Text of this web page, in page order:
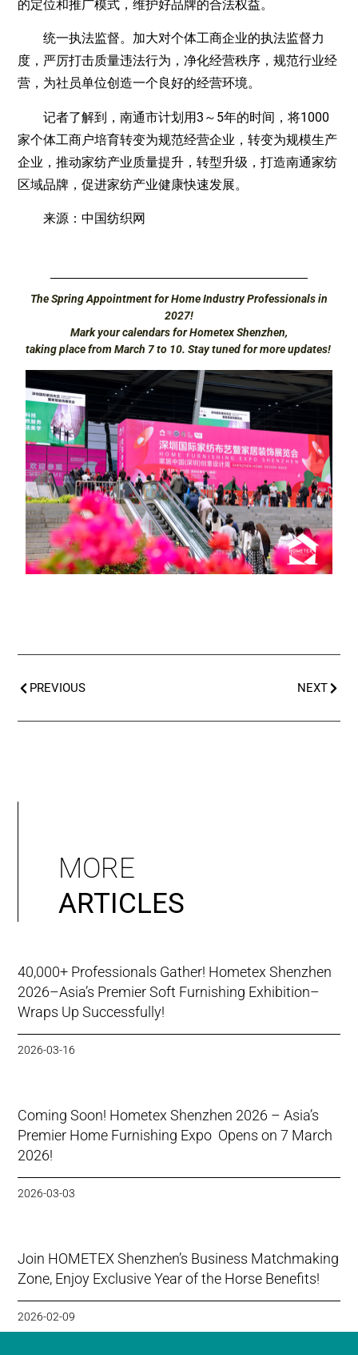
的定位和推广模式，维护好品牌的合法权益。
统一执法监督。加大对个体工商企业的执法监督力
度，严厉打击质量违法行为，净化经营秩序，规范行业经
营，为社员单位创造一个良好的经营环境。
记者了解到，南通市计划用3～5年的时间，将1000
家个体工商户培育转变为规范经营企业，转变为规模生产
企业，推动家纺产业质量提升，转型升级，打造南通家纺
区域品牌，促进家纺产业健康快速发展。
来源：中国纺织网
The Spring Appointment for Home Industry Professionals in
2027!
Mark your calendars for Hometex Shenzhen,
taking place from March 7 to 10. Stay tuned for more updates!
PREVIOUS NEXT
MORE
ARTICLES
40,000+ Professionals Gather! Hometex Shenzhen
2026–Asia’s Premier Soft Furnishing Exhibition–
Wraps Up Successfully!
2026-03-16
Coming Soon! Hometex Shenzhen 2026 – Asia’s
Premier Home Furnishing Expo Opens on 7 March
2026!
2026-03-03
Join HOMETEX Shenzhen’s Business Matchmaking
Zone, Enjoy Exclusive Year of the Horse Benefits!
2026-02-09